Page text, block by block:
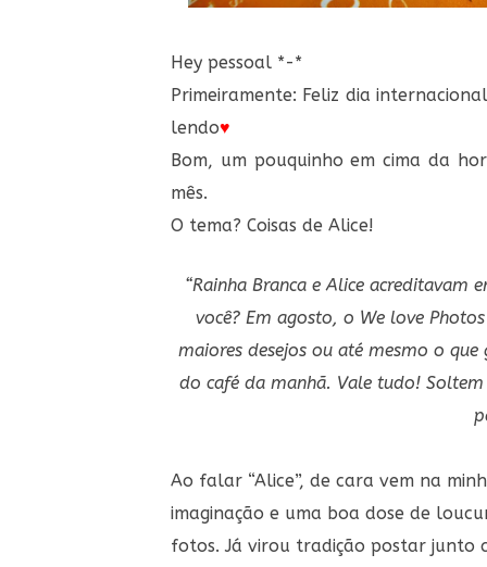
Hey pessoal *-*
Primeiramente: Feliz dia
lendo♥
Bom, um pouquinho em cima da
mês.
O tema? Coisas de Alice!
“Rainha Branca e Alice acreditavam
você? Em agosto, o We love
maiores desejos ou até mesmo o que
do café da manhã. Vale tudo!
Ao falar “Alice”, de cara vem na
imaginação e uma boa dose de
fotos. Já virou tradição postar junto